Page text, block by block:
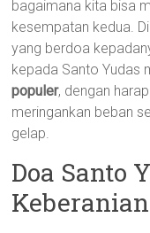
bagaimana kita bisa
kesempatan kedua.
yang berdoa
kepada Santo Yudas
populer, dengan
meringankan beban
gelap.
Doa Santo
Keberanian